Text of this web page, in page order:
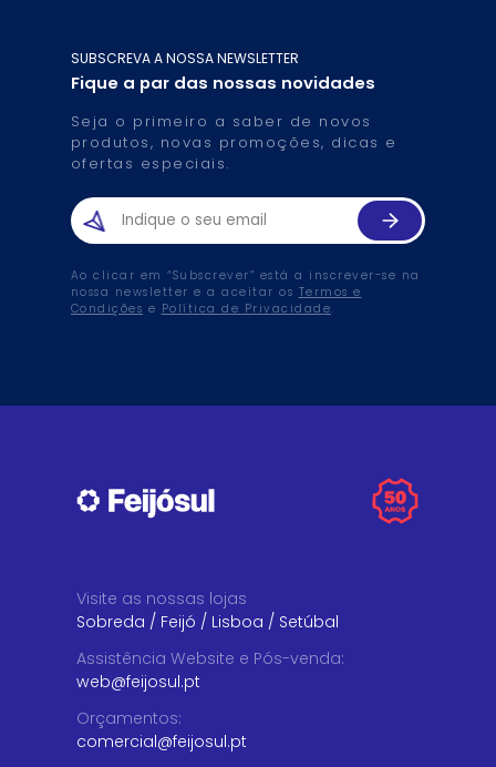
SUBSCREVA A NOSSA NEWSLETTER
Fique a par das nossas novidades
Seja o primeiro a saber de novos
produtos, novas promoções, dicas e
ofertas especiais.
Ao clicar em “Subscrever” está a inscrever-se na
nossa newsletter e a aceitar os Termos e
Condições e Política de Privacidade.
Visite as nossas lojas
Sobreda / Feijó / Lisboa / Setúbal
Assistência Website e Pós-venda:
web@feijosul.pt
Orçamentos:
comercial@feijosul.pt